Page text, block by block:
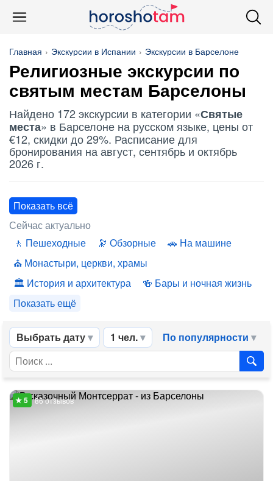
Главная Экскурсии в Испании Экскурсии в Барселоне
Религиозные экскурсии по
святым местам Барселоны
Найдено 172 экскурсии в категории «Святые
места» в Барселоне на русском языке, цены от
€12, скидки до 29%. Расписание для
бронирования на август, сентябрь и октябрь
2026 г.
Показать всё
Сейчас актуально
Пешеходные
Обзорные
На машине
Монастыри, церкви, храмы
История и архитектура
Бары и ночная жизнь
Показать ещё
Выбрать дату 1 чел. По популярности
86 отзывов